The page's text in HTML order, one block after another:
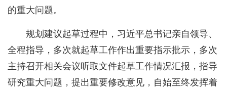
的重大问题。
规划建议起草过程中，习近平总书记亲自领导、
全程指导，多次就起草工作作出重要指示批示，多次
主持召开相关会议听取文件起草工作情况汇报，指导
研究重大问题，提出重要修改意见，自始至终发挥着